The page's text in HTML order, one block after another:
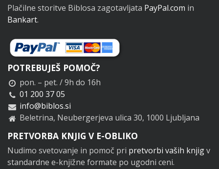
Plačilne storitve Biblosa zagotavljata PayPal.com in
Bankart.
POTREBUJEŠ POMOČ?
pon. – pet. / 9h do 16h
01 200 37 05
info@biblos.si
Beletrina, Neubergerjeva ulica 30, 1000 Ljubljana
PRETVORBA KNJIG V E-OBLIKO
Nudimo svetovanje in pomoč pri pretvorbi vaših knjigv
standardne e-knjižne formate po ugodni ceni.